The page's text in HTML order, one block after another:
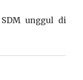
unggul di